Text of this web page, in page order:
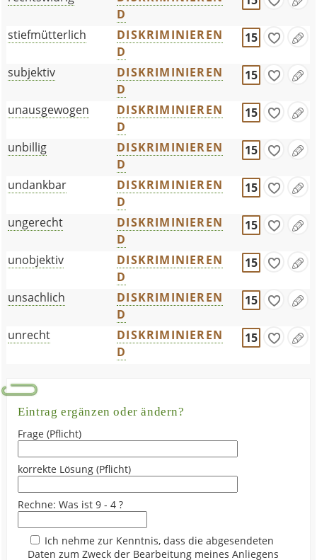
D
stiefmütterlich
DISKRIMINIEREN
D
15
subjektiv
DISKRIMINIEREN
D
15
unausgewogen
DISKRIMINIEREN
D
15
unbillig
DISKRIMINIEREN
D
15
undankbar
DISKRIMINIEREN
D
15
ungerecht
DISKRIMINIEREN
D
15
unobjektiv
DISKRIMINIEREN
D
15
unsachlich
DISKRIMINIEREN
D
15
unrecht
DISKRIMINIEREN
D
15
Eintrag ergänzen oder ändern?
Frage (Pflicht)
korrekte Lösung (Pflicht)
Rechne: Was ist 9 - 4 ?
Ich nehme zur Kenntnis, dass die abgesendeten
Daten zum Zweck der Bearbeitung meines Anliegens